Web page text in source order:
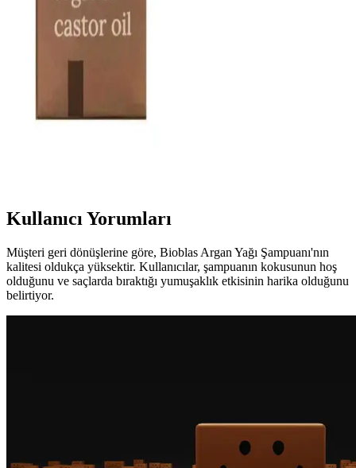
Redist markasının Keratin ve Argan Yağları, saçların sağlığını
koruyan ve güzelliğini artıran doğal formüller sunar. Yüksek kalite
dönem başlatıyor.
Hakkında Detaylı Bilgi
Kullanıcı Yorumları
Müşteri geri dönüşlerine göre, Bioblas Argan Yağı Şampuanı'nın
kalitesi oldukça yüksektir. Kullanıcılar, şampuanın kokusunun hoş
olduğunu ve saçlarda bıraktığı yumuşaklık etkisinin harika olduğunu
belirtiyor.